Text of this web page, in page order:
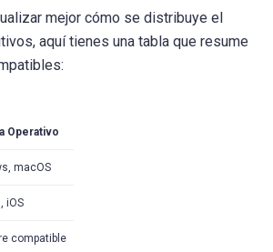
mejor cómo se distribuye el
aquí tienes una tabla que resume
Operativo
macOS
iOS
compatible